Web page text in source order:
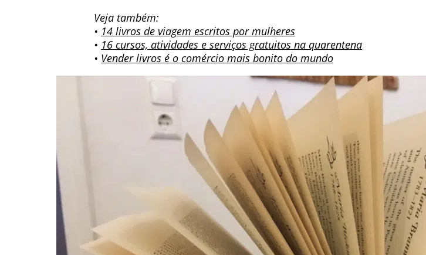
Veja também:
• 14 livros de viagem escritos por mulheres
• 16 cursos, atividades e serviços gratuitos na quarentena
• Vender livros é o comércio mais bonito do mundo